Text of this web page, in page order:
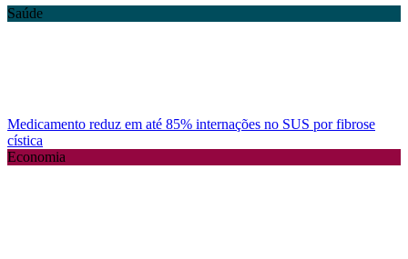
Saúde
Medicamento reduz em até 85% internações no SUS por fibrose
cística
Economia